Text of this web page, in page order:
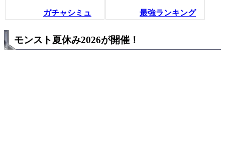
ガチャシミュ 最強ランキング
モンスト夏休み2026が開催！